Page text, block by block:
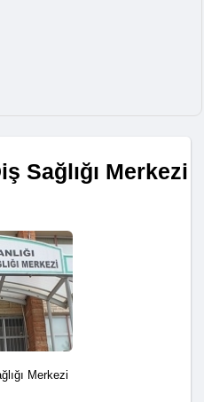
Sağlığı Merkezi
Merkezi